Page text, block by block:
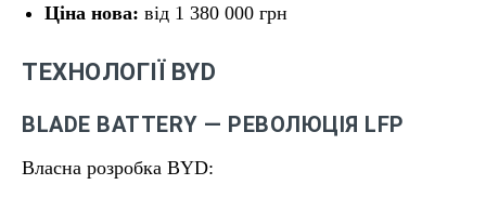
Ціна нова: від 1 380 000 грн
ТЕХНОЛОГІЇ BYD
BLADE BATTERY — РЕВОЛЮЦІЯ LFP
Власна розробка BYD: